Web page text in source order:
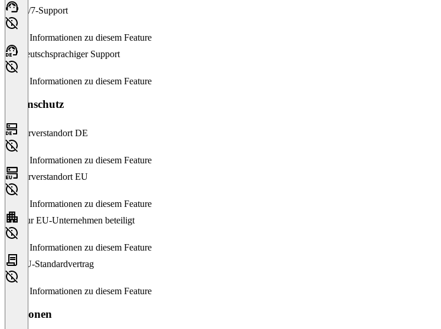
24/7-Support
Keine Informationen zu diesem Feature
Deutschsprachiger Support
Keine Informationen zu diesem Feature
Datenschutz
Serverstandort DE
Keine Informationen zu diesem Feature
Serverstandort EU
Keine Informationen zu diesem Feature
Nur EU-Unternehmen beteiligt
Keine Informationen zu diesem Feature
EU-Standardvertrag
Keine Informationen zu diesem Feature
Versionen